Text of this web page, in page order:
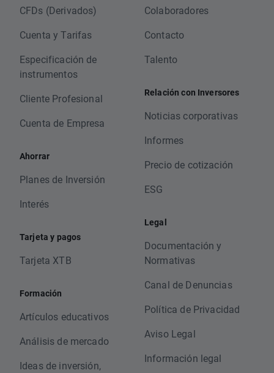
CFDs (Derivados)
Cuenta y Tarifas
Especificación de
instrumentos
Cliente Profesional
Cuenta de Empresa
Ahorrar
Planes de Inversión
Interés
Tarjeta y pagos
Tarjeta XTB
Formación
Artículos educativos
Análisis de mercado
Ideas de inversión,
Colaboradores
Contacto
Talento
Relación con Inversores
Noticias corporativas
Informes
Precio de cotización
ESG
Legal
Documentación y
Normativas
Canal de Denuncias
Política de Privacidad
Aviso Legal
Información legal